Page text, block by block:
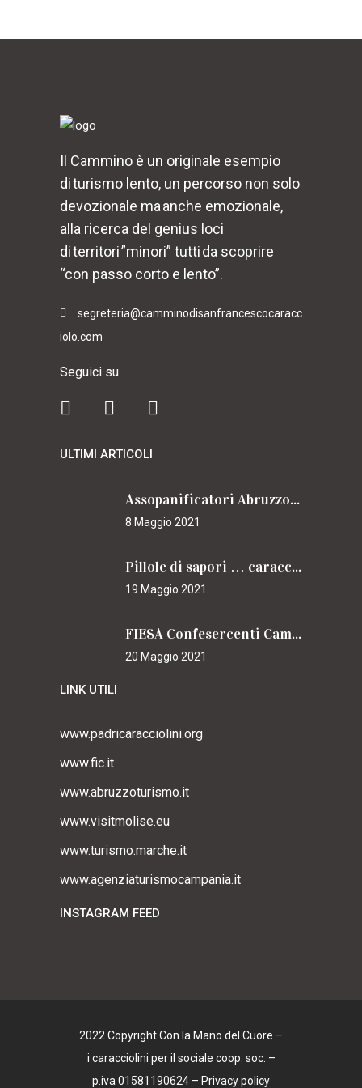
Il Cammino è un originale esempio
di turismo lento, un percorso non solo
devozionale ma anche emozionale,
alla ricerca del genius loci
di territori ”minori” tutti da scoprire
“con passo corto e lento”.
segreteria@camminodisanfrancescocaracc
iolo.com
Seguici su
ULTIMI ARTICOLI
Assopanificatori Abruzzo e Molise insieme per il Cammino
8 Maggio 2021
Pillole di sapori … caracciolini
19 Maggio 2021
FIESA Confesercenti Campania per il Cammino
20 Maggio 2021
LINK UTILI
www.padricaracciolini.org
www.fic.it
www.abruzzoturismo.it
www.visitmolise.eu
www.turismo.marche.it
www.agenziaturismocampania.it
INSTAGRAM FEED
2022 Copyright Con la Mano del Cuore –
i caracciolini per il sociale coop. soc. –
p.iva 01581190624 – Privacy policy